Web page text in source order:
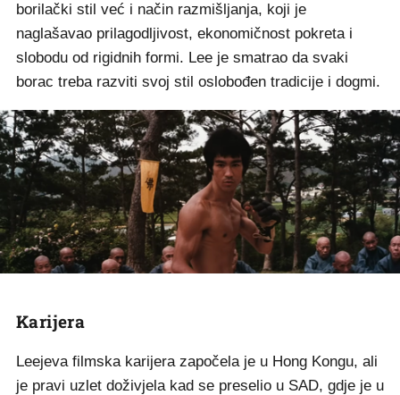
borilački stil već i način razmišljanja, koji je
naglašavao prilagodljivost, ekonomičnost pokreta i
slobodu od rigidnih formi. Lee je smatrao da svaki
borac treba razviti svoj stil oslobođen tradicije i dogmi.
Karijera
Leejeva filmska karijera započela je u Hong Kongu, ali
je pravi uzlet doživjela kad se preselio u SAD, gdje je u